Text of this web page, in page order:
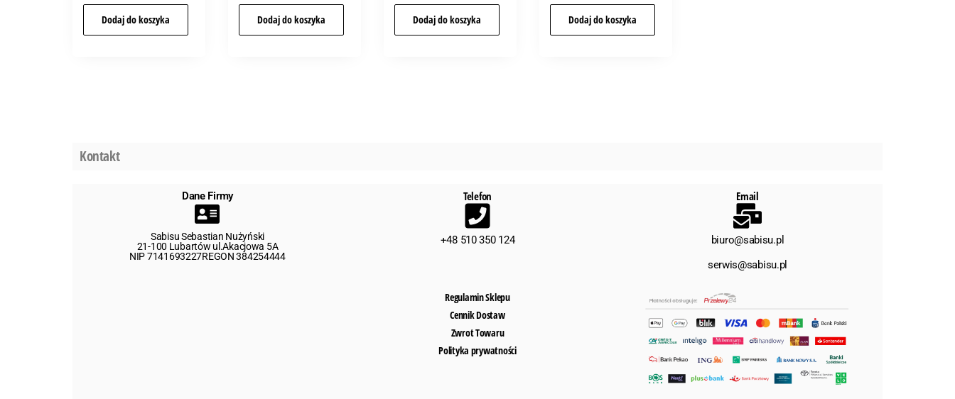
Dodaj do koszyka Dodaj do koszyka Dodaj do koszyka Dodaj do koszyka
Kontakt
Dane Firmy
Sabisu Sebastian Nużyński
21-100 Lubartów ul.Akacjowa 5A
NIP 7141693227REGON 384254444
Telefon
+48 510 350 124
Email
biuro@sabisu.pl
serwis@sabisu.pl
Regulamin Sklepu
Cennik Dostaw
Zwrot Towaru
Polityka prywatności